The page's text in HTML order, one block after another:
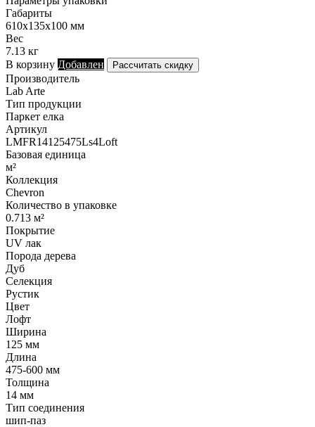
Габариты
610х135х100 мм
Вес
7.13 кг
В корзину Добавлен Рассчитать скидку
Производитель
Lab Arte
Тип продукции
Паркет елка
Артикул
LMFR14125475Ls4Loft
Базовая единица
м²
Коллекция
Chevron
Количество в упаковке
0.713 м²
Покрытие
UV лак
Порода дерева
Дуб
Селекция
Рустик
Цвет
Лофт
Ширина
125 мм
Длина
475-600 мм
Толщина
14 мм
Тип соединения
шип-паз